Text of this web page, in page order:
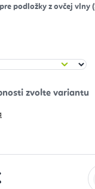
podložky z ovčej vlny